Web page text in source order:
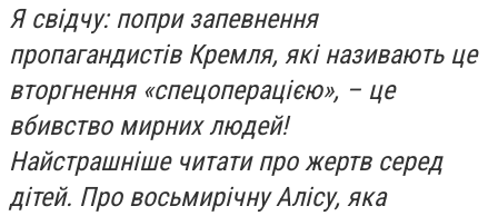
Я свідчу: попри запевнення
пропагандистів Кремля, які називають це
вторгнення «спецоперацією», – це
вбивство мирних людей!
Найстрашніше читати про жертв серед
дітей. Про восьмирічну Алісу, яка